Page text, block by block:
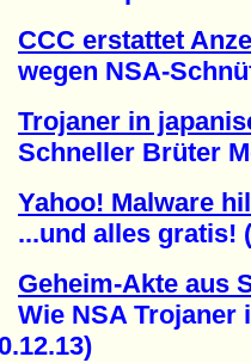
CCC erstattet
NSA-
Trojaner in
Brüter
Yahoo! Malware
alles gratis!
Geheim-Akte aus
NSA Trojaner